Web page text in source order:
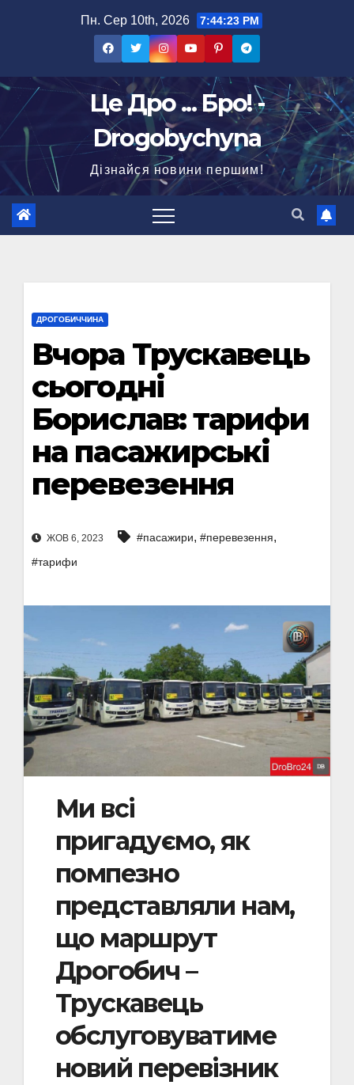
Пн. Сер 10th, 2026 7:44:24 PM
Це Дро ... Бро! -
Drogobychyna
Дізнайся новини першим!
ДРОГОБИЧЧИНА
Вчора Трускавець
сьогодні
Борислав: тарифи
на пасажирські
перевезення
ЖОВ 6, 2023 #пасажири, #перевезення,
#тарифи
Ми всі
пригадуємо, як
помпезно
представляли нам,
що маршрут
Дрогобич –
Трускавець
обслуговуватиме
новий перевізник